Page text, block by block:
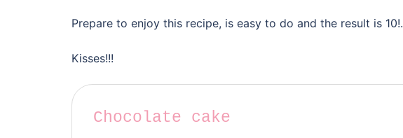
Prepare to enjoy this recipe, is easy to do and the result is 10!.
Kisses!!!
Chocolate cake